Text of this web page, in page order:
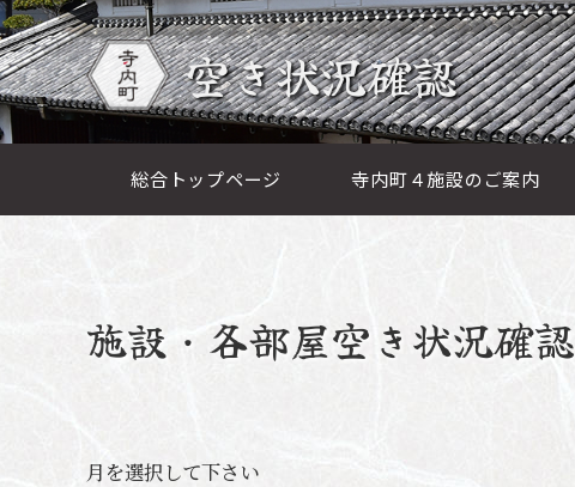
空き状況確認
総合トップページ 寺内町４施設のご案内
施設・各部屋空き状況確認
月を選択して下さい